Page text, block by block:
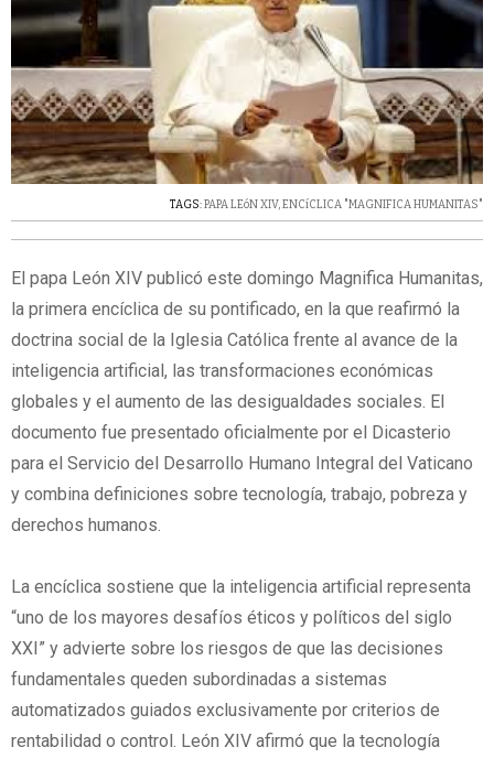
TAGS:PAPA LEóN XIV,ENCíCLICA "MAGNIFICA HUMANITAS"
El papa León XIV publicó este domingo Magnifica Humanitas,
la primera encíclica de su pontificado, en la que reafirmó la
doctrina social de la Iglesia Católica frente al avance de la
inteligencia artificial, las transformaciones económicas
globales y el aumento de las desigualdades sociales. El
documento fue presentado oficialmente por el Dicasterio
para el Servicio del Desarrollo Humano Integral del Vaticano
y combina definiciones sobre tecnología, trabajo, pobreza y
derechos humanos.
La encíclica sostiene que la inteligencia artificial representa
“uno de los mayores desafíos éticos y políticos del siglo
XXI” y advierte sobre los riesgos de que las decisiones
fundamentales queden subordinadas a sistemas
automatizados guiados exclusivamente por criterios de
rentabilidad o control. León XIV afirmó que la tecnología